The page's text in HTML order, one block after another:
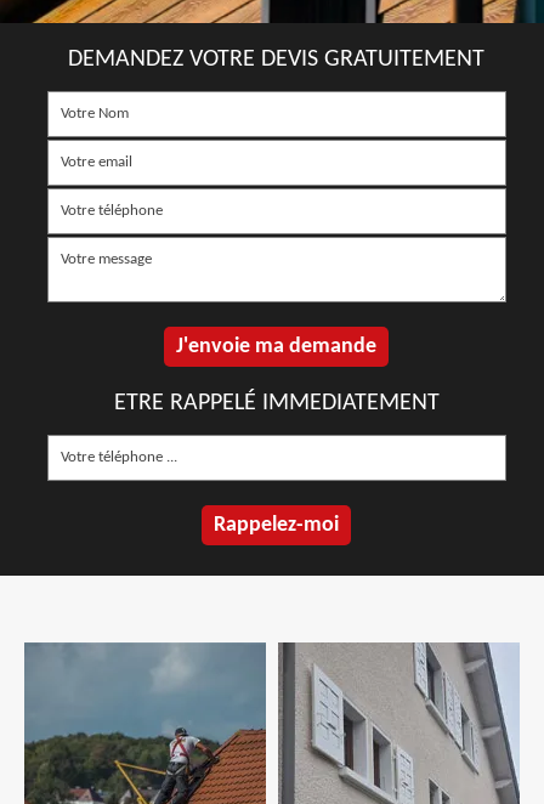
DEMANDEZ VOTRE DEVIS GRATUITEMENT
ETRE RAPPELÉ IMMEDIATEMENT